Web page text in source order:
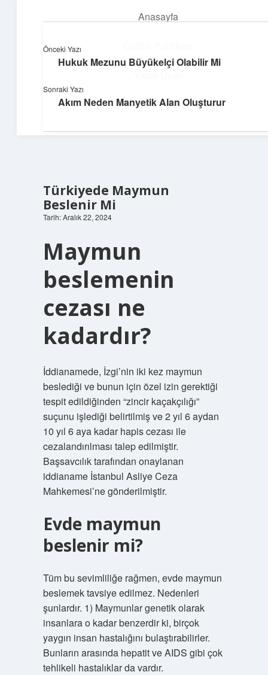
Anasayfa
Hakkımızda
Yapı ve İlham
Yaratıcı projelerle dünyanı inşa et!
Türkiyede Maymun
Beslenir Mi
Tarih: Aralık 22, 2024
Maymun
beslemenin
cezası ne
kadardır?
İddianamede, İzgi’nin iki kez maymun
beslediği ve bunun için özel izin gerektiği
tespit edildiğinden “zincir kaçakçılığı”
suçunu işlediği belirtilmiş ve 2 yıl 6 aydan
10 yıl 6 aya kadar hapis cezası ile
cezalandırılması talep edilmiştir.
Başsavcılık tarafından onaylanan
iddianame İstanbul Asliye Ceza
Mahkemesi’ne gönderilmiştir.
Evde maymun
beslenir mi?
Tüm bu sevimliliğe rağmen, evde maymun
beslemek tavsiye edilmez. Nedenleri
şunlardır. 1) Maymunlar genetik olarak
insanlara o kadar benzerdir ki, birçok
yaygın insan hastalığını bulaştırabilirler.
Bunların arasında hepatit ve AIDS gibi çok
tehlikeli hastalıklar da vardır.
Önceki Yazı
Hukuk Mezunu Büyükelçi Olabilir Mi
Sonraki Yazı
Akım Neden Manyetik Alan Oluşturur